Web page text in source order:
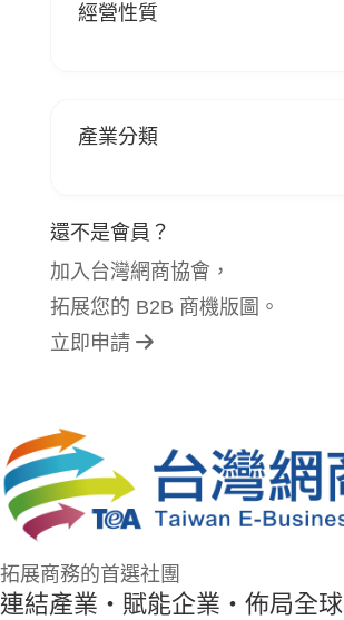
經營性質
產業分類
還不是會員？
加入台灣網商協會，
拓展您的 B2B 商機版圖。
立即申請
拓展商務的首選社團
連結產業・賦能企業・佈局全球